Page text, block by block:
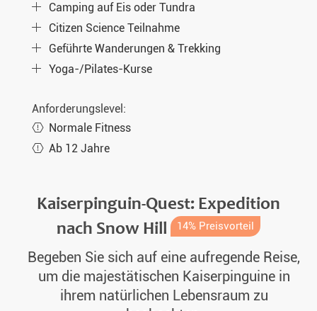
Camping auf Eis oder Tundra
Citizen Science Teilnahme
Geführte Wanderungen & Trekking
Yoga-/Pilates-Kurse
Anforderungslevel:
Normale Fitness
Ab 12 Jahre
Kaiserpinguin-Quest: Expedition
nach Snow Hill
14% Preisvorteil
Begeben Sie sich auf eine aufregende Reise,
um die majestätischen Kaiserpinguine in
ihrem natürlichen Lebensraum zu